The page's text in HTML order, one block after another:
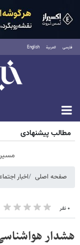
فارسی العربية English
پنجشنبه ۱۵
مطالب پیشنهادی
صفحه اصلی اخبار
۰ نفر